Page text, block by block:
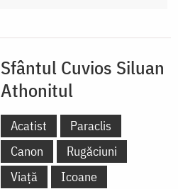
Sfântul Cuvios Siluan
Athonitul
Acatist
Paraclis
Canon
Rugăciuni
Viață
Icoane